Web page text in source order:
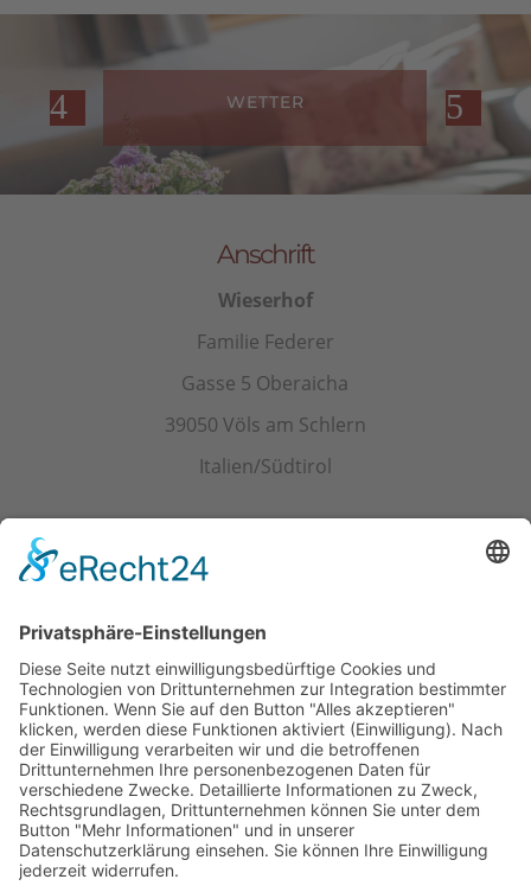
WETTER
Anschrift
Wieserhof
Familie Federer
Gasse 5 Oberaicha
39050 Völs am Schlern
Italien/Südtirol
Tel.+ Fax:
Mobil+39 340 374 3624
E-Mailinfo@wieserhof.it
MwSt.-Nr. 01420690214